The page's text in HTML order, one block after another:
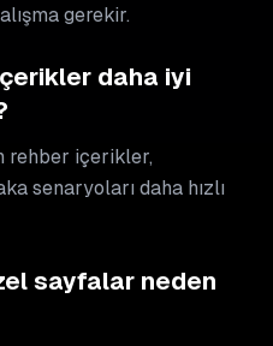
gerekir.
daha iyi
rehber içerikler,
senaryoları daha hızlı
sayfalar neden